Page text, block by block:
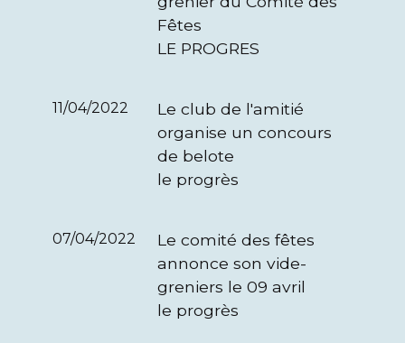
Fêtes
LE PROGRES
11/04/2022
Le club de l'amitié
organise un concours
de belote
le progrès
07/04/2022
Le comité des fêtes
annonce son vide-
greniers le 09 avril
le progrès